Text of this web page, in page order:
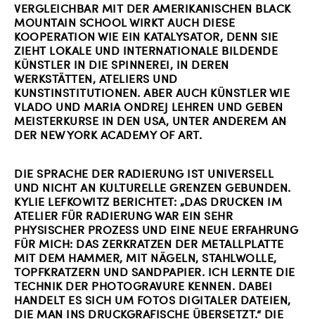
VERGLEICHBAR MIT DER AMERIKANISCHEN BLACK
MOUNTAIN SCHOOL WIRKT AUCH DIESE
KOOPERATION WIE EIN KATALYSATOR, DENN SIE
ZIEHT LOKALE UND INTERNATIONALE BILDENDE
KÜNSTLER IN DIE SPINNEREI, IN DEREN
WERKSTÄTTEN, ATELIERS UND
KUNSTINSTITUTIONEN. ABER AUCH KÜNSTLER WIE
VLADO UND MARIA ONDREJ LEHREN UND GEBEN
MEISTERKURSE IN DEN USA, UNTER ANDEREM AN
DER NEW YORK ACADEMY OF ART.
DIE SPRACHE DER RADIERUNG IST UNIVERSELL
UND NICHT AN KULTURELLE GRENZEN GEBUNDEN.
KYLIE LEFKOWITZ BERICHTET: „DAS DRUCKEN IM
ATELIER FÜR RADIERUNG WAR EIN SEHR
PHYSISCHER PROZESS UND EINE NEUE ERFAHRUNG
FÜR MICH: DAS ZERKRATZEN DER METALLPLATTE
MIT DEM HAMMER, MIT NÄGELN, STAHLWOLLE,
TOPFKRATZERN UND SANDPAPIER. ICH LERNTE DIE
TECHNIK DER PHOTOGRAVURE KENNEN. DABEI
HANDELT ES SICH UM FOTOS DIGITALER DATEIEN,
DIE MAN INS DRUCKGRAFISCHE ÜBERSETZT.“ DIE